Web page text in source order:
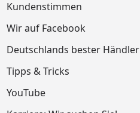
Kundenstimmen
Wir auf Facebook
Deutschlands bester Händler
Tipps & Tricks
YouTube